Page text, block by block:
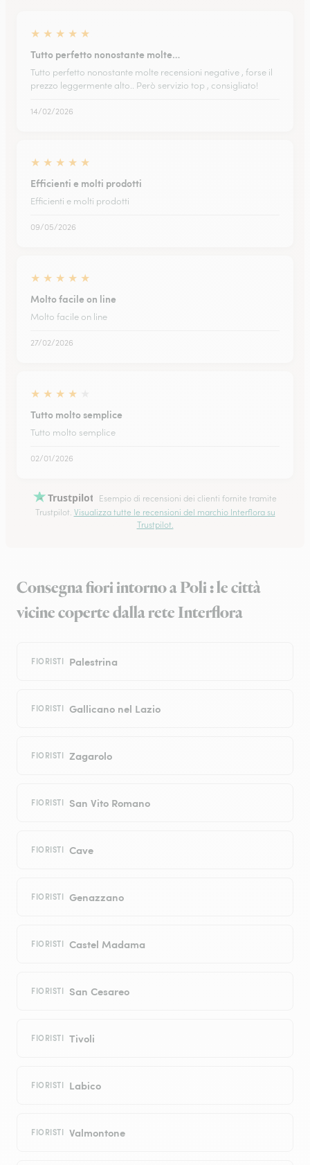
★ ★ ★ ★ ★
Tutto perfetto nonostante molte…
Tutto perfetto nonostante molte recensioni negative , forse il
prezzo leggermente alto.. Però servizio top , consigliato!
14/02/2026
★ ★ ★ ★ ★
Efficienti e molti prodotti
Efficienti e molti prodotti
09/05/2026
★ ★ ★ ★ ★
Molto facile on line
Molto facile on line
27/02/2026
★ ★ ★ ★
Tutto molto semplice
Tutto molto semplice
02/01/2026
Trustpilot
Esempio di recensioni dei clienti fornite tramite
Trustpilot. Visualizza tutte le recensioni del marchio Interflora su
Trustpilot.
Consegna fiori intorno a Poli : le città
vicine coperte dalla rete Interflora
FIORISTI Palestrina
FIORISTI Gallicano nel Lazio
FIORISTI Zagarolo
FIORISTI San Vito Romano
FIORISTI Cave
FIORISTI Genazzano
FIORISTI Castel Madama
FIORISTI San Cesareo
FIORISTI Tivoli
FIORISTI Labico
FIORISTI Valmontone